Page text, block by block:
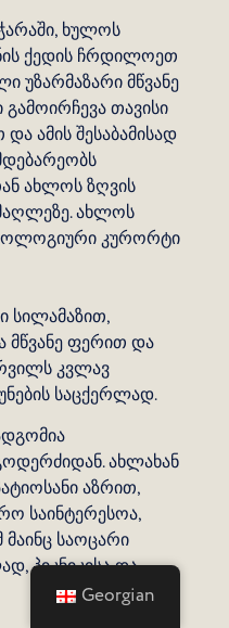
ხულოს
ქედის ჩრდილოეთ
უზარმაზარი მწვანე
გამოირჩევა თავისი
ამის შესაბამისად
ახლოს ზღვის
ახლოს
კურორტი
სილამაზით,
მწვანე ფერით და
კვლავ
საცქერლად.
ახლახან
აზრით,
საინტერესოა,
საოცარი
პიკნიკისა და
Georgian